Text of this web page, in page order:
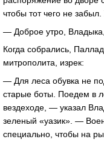
чтобы тот чего не
— Доброе утро, Владыка,
Когда собрались,
митрополита, изрек:
— Для леса обувка не
старые боты. Поедем в
вездеходе, — указал
зеленый «уазик». —
специально, чтобы на